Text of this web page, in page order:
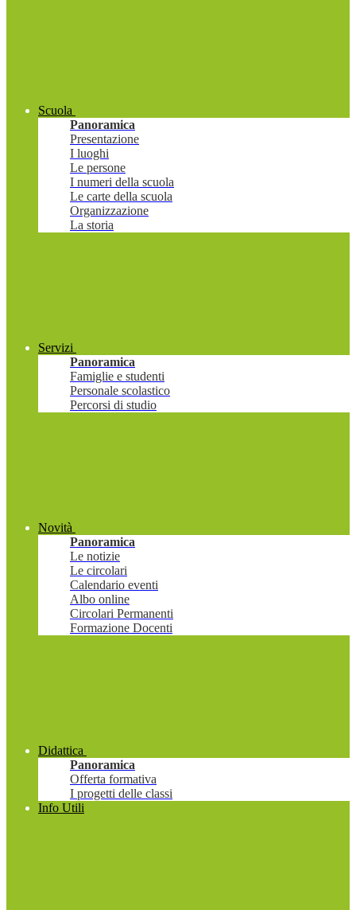
Scuola
Panoramica
Presentazione
I luoghi
Le persone
I numeri della scuola
Le carte della scuola
Organizzazione
La storia
Servizi
Panoramica
Famiglie e studenti
Personale scolastico
Percorsi di studio
Novità
Panoramica
Le notizie
Le circolari
Calendario eventi
Albo online
Circolari Permanenti
Formazione Docenti
Didattica
Panoramica
Offerta formativa
I progetti delle classi
Info Utili